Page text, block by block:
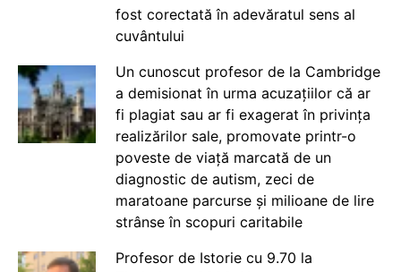
fost corectată în adevăratul sens al
cuvântului
Un cunoscut profesor de la Cambridge
a demisionat în urma acuzațiilor că ar
fi plagiat sau ar fi exagerat în privința
realizărilor sale, promovate printr-o
poveste de viață marcată de un
diagnostic de autism, zeci de
maratoane parcurse și milioane de lire
strânse în scopuri caritabile
Profesor de Istorie cu 9.70 la